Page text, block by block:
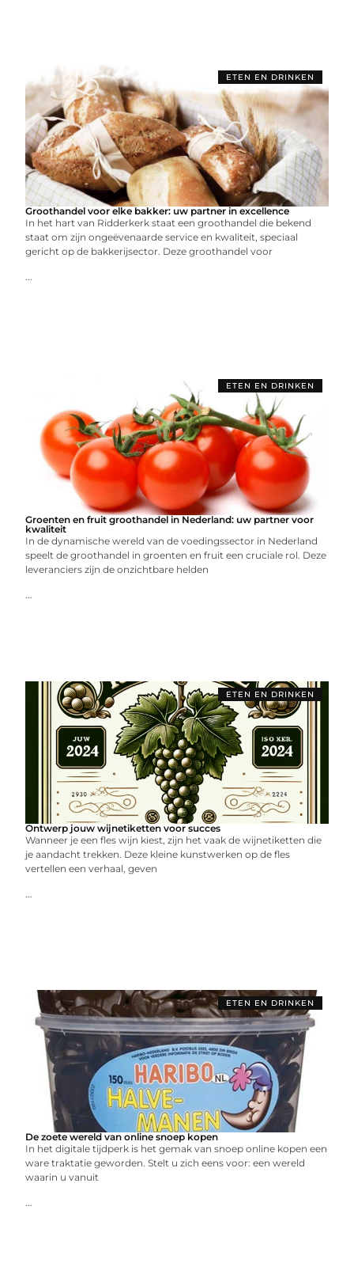
ETEN EN DRINKEN
Groothandel voor elke bakker: uw partner in excellence
In het hart van Ridderkerk staat een groothandel die bekend
staat om zijn ongeëvenaarde service en kwaliteit, speciaal
gericht op de bakkerijsector. Deze groothandel voor
...
ETEN EN DRINKEN
Groenten en fruit groothandel in Nederland: uw partner voor
kwaliteit
In de dynamische wereld van de voedingssector in Nederland
speelt de groothandel in groenten en fruit een cruciale rol. Deze
leveranciers zijn de onzichtbare helden
...
ETEN EN DRINKEN
Ontwerp jouw wijnetiketten voor succes
Wanneer je een fles wijn kiest, zijn het vaak de wijnetiketten die
je aandacht trekken. Deze kleine kunstwerken op de fles
vertellen een verhaal, geven
...
ETEN EN DRINKEN
De zoete wereld van online snoep kopen
In het digitale tijdperk is het gemak van snoep online kopen een
ware traktatie geworden. Stelt u zich eens voor: een wereld
waarin u vanuit
...